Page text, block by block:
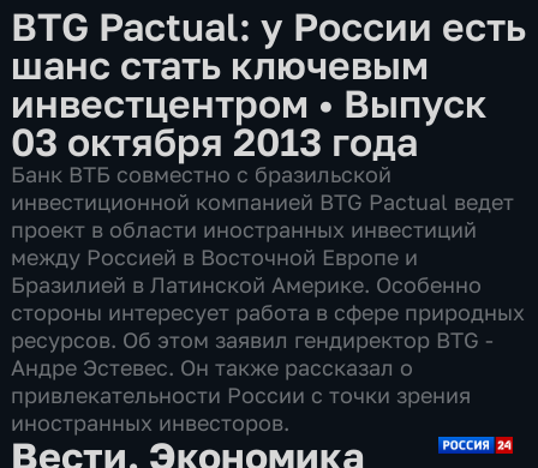
BTG Pactual: у России есть
шанс стать ключевым
инвестцентром • Выпуск
03 октября 2013 года
Банк ВТБ совместно с бразильской
инвестиционной компанией BTG Pactual ведет
проект в области иностранных инвестиций
между Россией в Восточной Европе и
Бразилией в Латинской Америке. Особенно
стороны интересует работа в сфере природных
ресурсов. Об этом заявил гендиректор BTG -
Андре Эстевес. Он также рассказал о
привлекательности России с точки зрения
иностранных инвесторов.
Вести. Экономика